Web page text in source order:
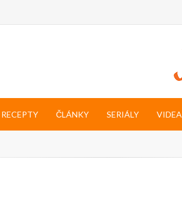
RECEPTY ČLÁNKY SERIÁLY VIDEA